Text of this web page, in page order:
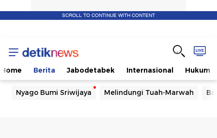
SCROLL TO CONTINUE WITH CONTENT
Home Berita Jabodetabek Internasional Hukum
Nyago Bumi Sriwijaya Melindungi Tuah-Marwah